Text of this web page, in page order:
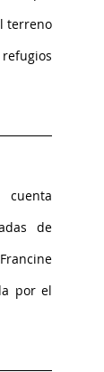
terreno
de
por el